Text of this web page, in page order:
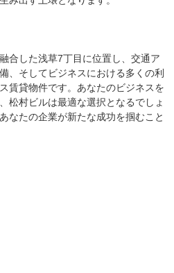
合した浅草7丁目に位置し、交通ア
、そしてビジネスにおける多くの利
賃貸物件です。あなたのビジネスを
松村ビルは最適な選択となるでしょ
なたの企業が新たな成功を掴むこと